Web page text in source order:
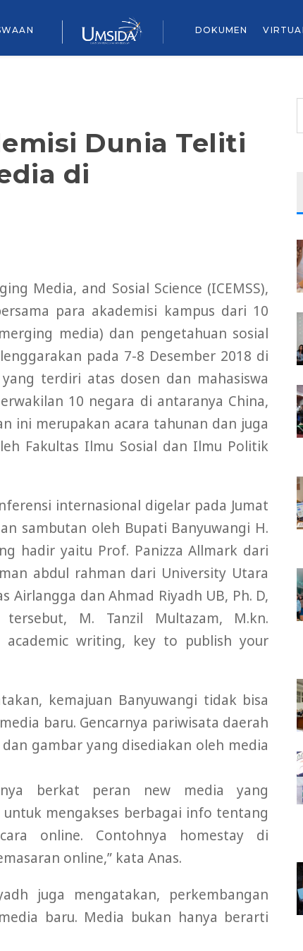
DOKUMEN
Dunia Teliti
di
Media, and Sosial Science (ICEMSS),
para akademisi kampus dari 10
media) dan pengetahuan sosial
pada 7-8 Desember 2018 di
terdiri atas dosen dan mahasiswa
10 negara di antaranya China,
ini merupakan acara tahunan dan juga
Fakultas Ilmu Sosial dan Ilmu Politik
internasional digelar pada Jumat
sambutan oleh Bupati Banyuwangi H.
hadir yaitu Prof. Panizza Allmark dari
abdul rahman dari University Utara
Airlangga dan Ahmad Riyadh UB, Ph. D,
M. Tanzil Multazam, M.kn.
academic writing, key to publish your
kemajuan Banyuwangi tidak bisa
baru. Gencarnya pariwisata daerah
gambar yang disediakan oleh media
berkat peran new media yang
mengakses berbagai info tentang
online. Contohnya homestay di
online,” kata Anas.
juga mengatakan, perkembangan
baru. Media bukan hanya berarti